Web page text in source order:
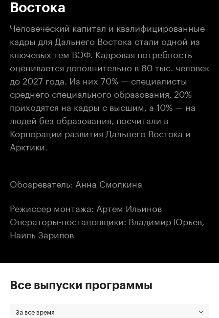
Востока
Человеческий капитал и квалифицированные
кадры для Дальнего Востока стали одной из
ключевых тем ВЭФ. Кадровая потребность
оценивается дополнительно в 80 тыс. человек
до 2027 года. Из них 70% — специалисты
среднего специального образования, 20%
приходятся на кадры с высшим, а 10% — на
людей без образования, посчитали в
Корпорации развития Дальнего Востока и
Арктики.
Обозреватель: Анна Смолкина
Режиссер монтажа: Артем Ильинов
Операторы-постановщики: Владимир Юрьев,
Наиль Зарипов
Все выпуски программы
За все время